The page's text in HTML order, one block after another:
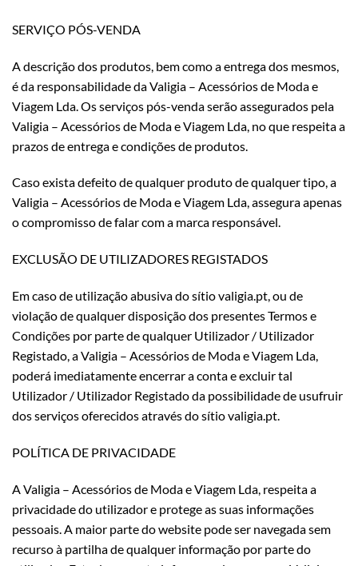
SERVIÇO PÓS-VENDA
A descrição dos produtos, bem como a entrega dos mesmos,
é da responsabilidade da Valigia – Acessórios de Moda e
Viagem Lda. Os serviços pós-venda serão assegurados pela
Valigia – Acessórios de Moda e Viagem Lda, no que respeita a
prazos de entrega e condições de produtos.
Caso exista defeito de qualquer produto de qualquer tipo, a
Valigia – Acessórios de Moda e Viagem Lda, assegura apenas
o compromisso de falar com a marca responsável.
EXCLUSÃO DE UTILIZADORES REGISTADOS
Em caso de utilização abusiva do sítio valigia.pt, ou de
violação de qualquer disposição dos presentes Termos e
Condições por parte de qualquer Utilizador / Utilizador
Registado, a Valigia – Acessórios de Moda e Viagem Lda,
poderá imediatamente encerrar a conta e excluir tal
Utilizador / Utilizador Registado da possibilidade de usufruir
dos serviços oferecidos através do sítio valigia.pt.
POLÍTICA DE PRIVACIDADE
A Valigia – Acessórios de Moda e Viagem Lda, respeita a
privacidade do utilizador e protege as suas informações
pessoais. A maior parte do website pode ser navegada sem
recurso à partilha de qualquer informação por parte do